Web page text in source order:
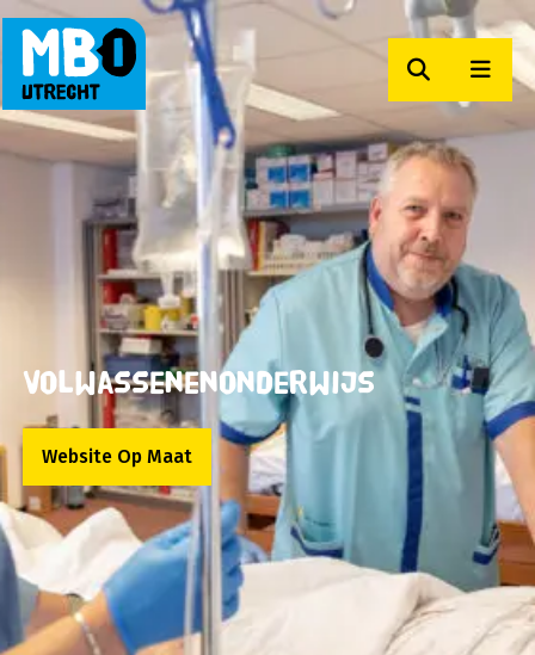
MBO Utrecht
Zoeken
Volwassenenonderwijs
Website Op Maat